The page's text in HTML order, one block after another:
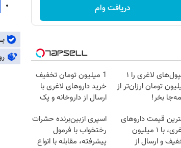
دریافت وام
آمپول‌های لاغری را ۱
تومان ارزان‌تر از
بخر!
1 میلیون تومان تخفیف
خرید داروهای لاغری با
ارسال از داروخانه و پک
قیمت داروهای
لاغری، با ۱ میلیون
و ارسال از
اسپری ازبین‌برنده حشرات
رختخواب با فرمول
پیشرفته، مقابله با انواع